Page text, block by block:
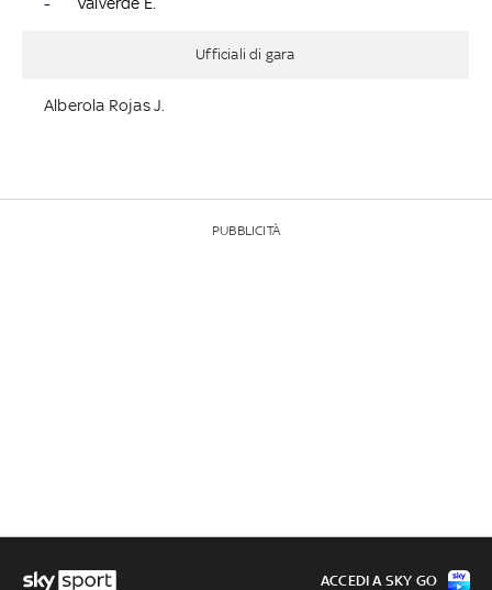
Ufficiali di gara
Alberola Rojas J.
PUBBLICITÀ
ACCEDI A SKY GO